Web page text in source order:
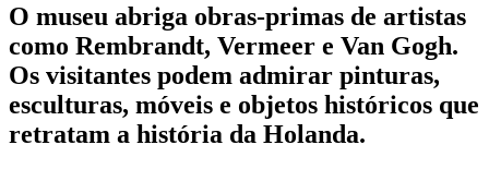
O museu abriga obras-primas de artistas
como Rembrandt, Vermeer e Van Gogh.
Os visitantes podem admirar pinturas,
esculturas, móveis e objetos históricos que
retratam a história da Holanda.